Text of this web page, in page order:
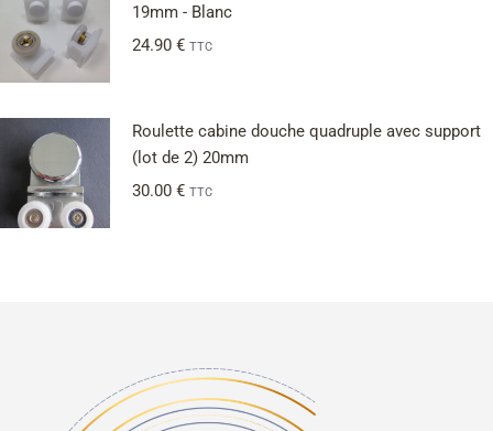
19mm - Blanc
24.90 € TTC
Roulette cabine douche quadruple avec support
(lot de 2) 20mm
30.00 € TTC